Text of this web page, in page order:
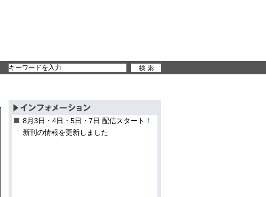
8月3日・4日・5日・7日 配信スタート！
新刊の情報を更新しました